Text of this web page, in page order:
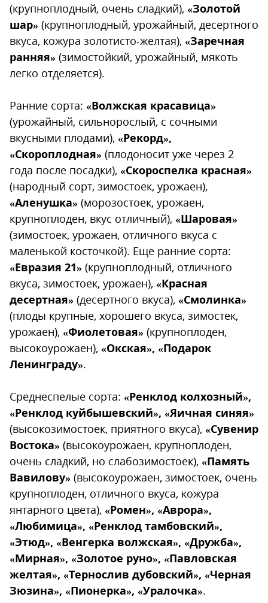
(крупноплодный, очень сладкий), «Золотой
шар» (крупноплодный, урожайный, десертного
вкуса, кожура золотисто-желтая), «Заречная
ранняя» (зимостойкий, урожайный, мякоть
легко отделяется).
Ранние сорта: «Волжская красавица»
(урожайный, сильнорослый, с сочными
вкусными плодами), «Рекорд»,
«Скороплодная» (плодоносит уже через 2
года после посадки), «Скороспелка красная»
(народный сорт, зимостоек, урожаен),
«Аленушка» (морозостоек, урожаен,
крупноплоден, вкус отличный), «Шаровая»
(зимостоек, урожаен, отличного вкуса с
маленькой косточкой). Еще ранние сорта:
«Евразия 21» (крупноплодный, отличного
вкуса, зимостоек, урожаен), «Красная
десертная» (десертного вкуса), «Смолинка»
(плоды крупные, хорошего вкуса, зимостек,
урожаен), «Фиолетовая» (крупноплоден,
высокоурожаен), «Окская», «Подарок
Ленинграду».
Среднеспелые сорта: «Ренклод колхозный»,
«Ренклод куйбышевский», «Яичная синяя»
(высокозимостоек, приятного вкуса), «Сувенир
Востока» (высокоурожаен, крупноплоден,
очень сладкий, но слабозимостоек), «Память
Вавилову» (высокоурожаен, зимостоек, очень
крупноплоден, отличного вкуса, кожура
янтарного цвета), «Ромен», «Аврора»,
«Любимица», «Ренклод тамбовский»,
«Этюд», «Венгерка волжская», «Дружба»,
«Мирная», «Золотое руно», «Павловская
желтая», «Тернослив дубовский», «Черная
Зюзина», «Пионерка», «Уралочка».